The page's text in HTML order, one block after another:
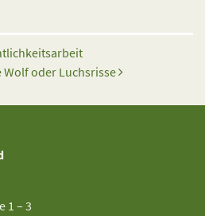
Wolf oder Luchsrisse
1 – 3